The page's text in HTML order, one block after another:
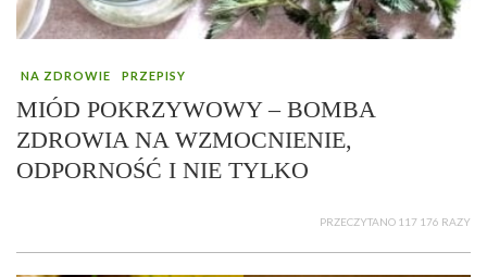
NA ZDROWIE PRZEPISY
MIÓD POKRZYWOWY – BOMBA
ZDROWIA NA WZMOCNIENIE,
ODPORNOŚĆ I NIE TYLKO
PRZECZYTANO 117 176 RAZY